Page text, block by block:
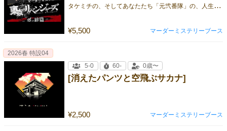
タ
ケミチの、そしてあなたたち「元弐番隊」の、人生のリベンジが始まる！
¥5,500 マーダーミステリーブース
[消えたパンツと空飛ぶサカナ]
¥2,500
2026春 特設04
5-0
60- 0歳〜
マーダーミステリーブース